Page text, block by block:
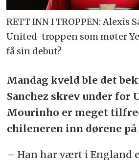
RETT INN I TROPPEN: Alexis
United-troppen som møter
få sin debut?
Mandag kveld ble det
Sanchez skrev under for
Mourinho er meget
chileneren inn dørene
– Han har vært i England